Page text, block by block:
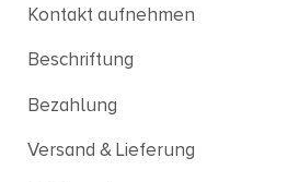
Kontakt aufnehmen
Beschriftung
Bezahlung
Versand & Lieferung